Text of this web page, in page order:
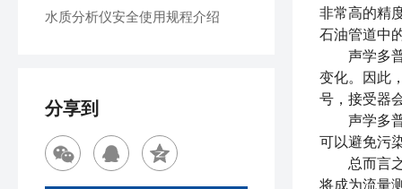
非常高的精
石油管道中
声学多普
变化。因此
号，接受器
声学多普
可以避免污
总而言之
将成为流量
水质分析仪安全使用规程介绍
分享到